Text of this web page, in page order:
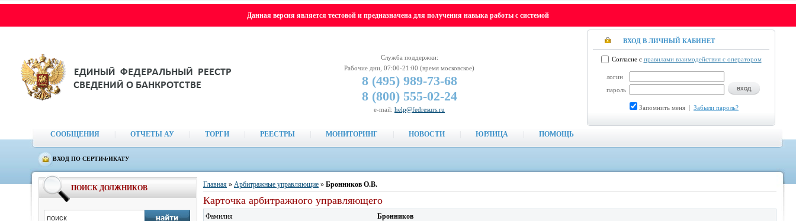
Данная версия является тестовой и предназначена для получения навыка работы с системой
Служба поддержки:
Рабочие дни, 07:00-21:00 (время московское)
8 (495) 989-73-68
8 (800) 555-02-24
e-mail: help@fedresurs.ru
ВХОД В ЛИЧНЫЙ КАБИНЕТ
Согласие с правилами взаимодействия с оператором
логин
пароль
Запомнить меня | Забыли пароль?
ВХОД ПО СЕРТИФИКАТУ
СООБЩЕНИЯ ОТЧЕТЫ АУ ТОРГИ РЕЕСТРЫ МОНИТОРИНГ НОВОСТИ ЮРЛИЦА ПОМОЩЬ
ПОИСК ДОЛЖНИКОВ Главная » Арбитражные управляющие » Бронников О.В.
Карточка арбитражного управляющего
Фамилия
Бронников